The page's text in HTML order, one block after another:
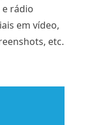
rádio
em vídeo,
etc.